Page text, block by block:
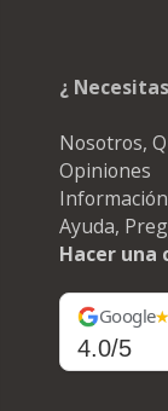
¿
Nosotros,
Opiniones
Ayuda,
Hacer una
Google
4.0/5